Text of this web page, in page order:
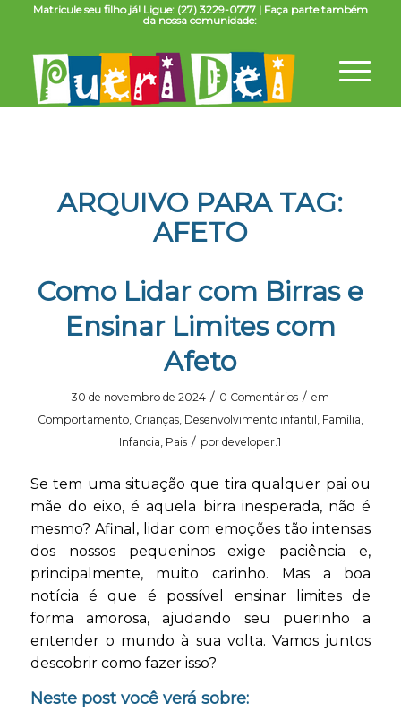
Matricule seu filho já! Ligue: (27) 3229-0777 | Faça parte também
da nossa comunidade:
ARQUIVO PARA TAG:
AFETO
Como Lidar com Birras e
Ensinar Limites com
Afeto
30 de novembro de 2024 / 0 Comentários / em
Comportamento, Crianças, Desenvolvimento infantil , Família,
Infancia, Pais / pordeveloper.1
Se tem uma situação que tira qualquer pai ou
mãe do eixo, é aquela birra inesperada, não é
mesmo? Afinal, lidar com emoções tão intensas
dos nossos pequeninos exige paciência e,
principalmente, muito carinho. Mas a boa
notícia é que é possível ensinar limites de
forma amorosa, ajudando seu puerinho a
entender o mundo à sua volta. Vamos juntos
descobrir como fazer isso?
Neste post você verá sobre: